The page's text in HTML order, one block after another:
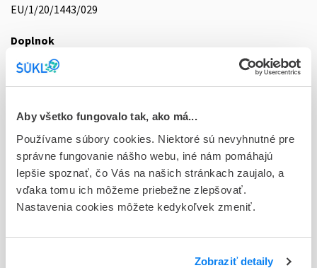
Aby všetko fungovalo tak, ako má...
Používame súbory cookies. Niektoré sú nevyhnutné pre
správne fungovanie nášho webu, iné nám pomáhajú
lepšie spoznať, čo Vás na našich stránkach zaujalo, a
vďaka tomu ich môžeme priebežne zlepšovať.
Nastavenia cookies môžete kedykoľvek zmeniť.
Zobraziť detaily
EU/1/20/1443/029
Doplnok
sol inf 2x5,5 ml+10x8,3 ml (liek.inj.)
Stav
Typ registračnej procedúry
Európska - orphan
Držiteľ, krajina
Novartis Europharm Limited, Írsko